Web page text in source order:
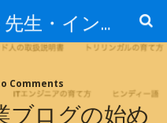
日本語教師ゆき先生・インド人の取扱説明書
Comments
ブログの始め